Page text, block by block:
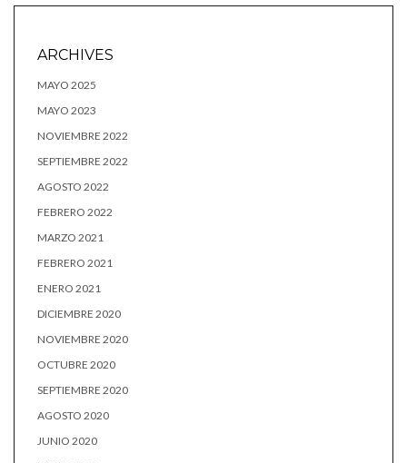
ARCHIVES
MAYO 2025
MAYO 2023
NOVIEMBRE 2022
SEPTIEMBRE 2022
AGOSTO 2022
FEBRERO 2022
MARZO 2021
FEBRERO 2021
ENERO 2021
DICIEMBRE 2020
NOVIEMBRE 2020
OCTUBRE 2020
SEPTIEMBRE 2020
AGOSTO 2020
JUNIO 2020